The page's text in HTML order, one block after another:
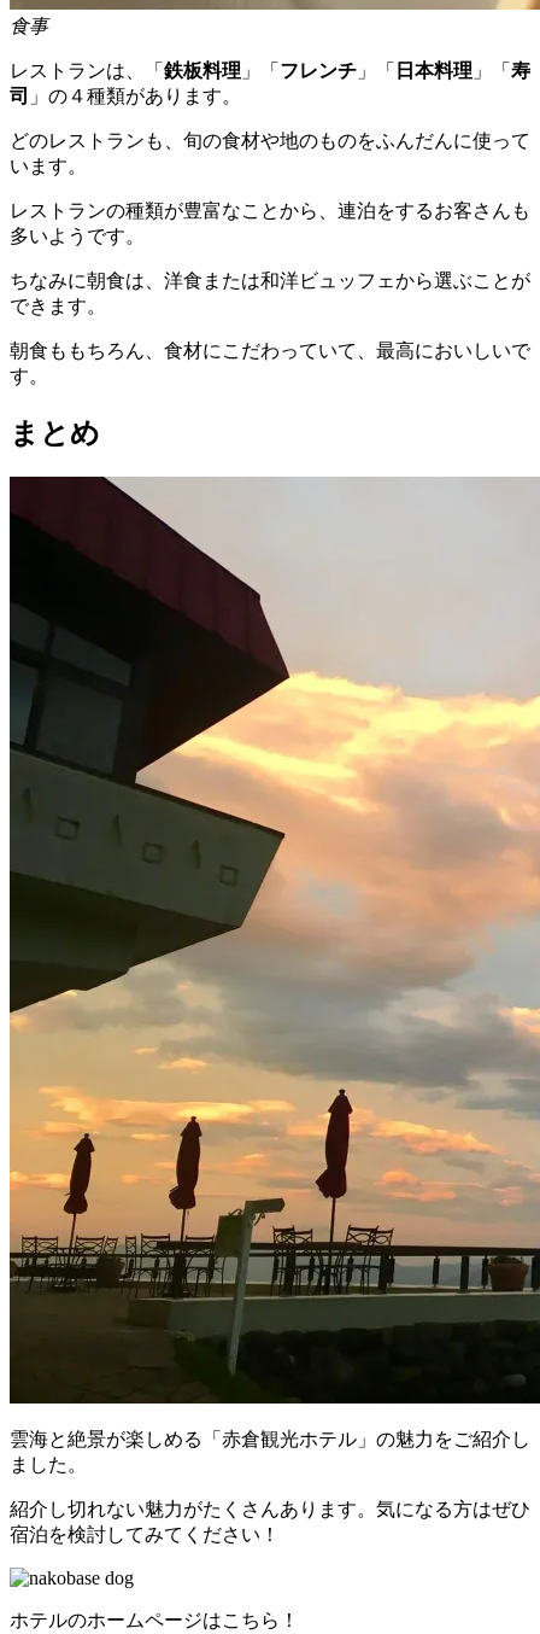
食事
レストランは、「 鉄板料理 」「 フレンチ 」「 日本料理 」「 寿
司 」の４種類があります。
どのレストランも、旬の食材や地のものをふんだんに使って
います。
レストランの種類が豊富なことから、連泊をするお客さんも
多いようです。
ちなみに朝食は、洋食または和洋ビュッフェから選ぶことが
できます。
朝食ももちろん、食材にこだわっていて、最高においしいで
す。
まとめ
雲海と絶景が楽しめる「赤倉観光ホテル」の魅力をご紹介し
ました。
紹介し切れない魅力がたくさんあります。気になる方はぜひ
宿泊を検討してみてください！
ホテルのホームページはこちら！